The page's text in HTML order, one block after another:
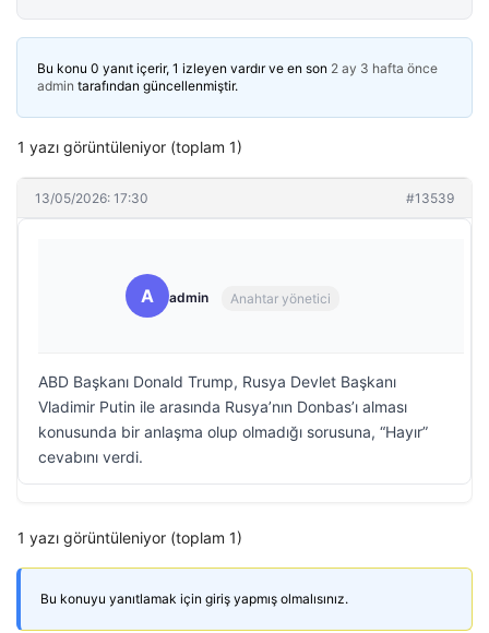
Bu konu 0 yanıt içerir, 1 izleyen vardır ve en son 2 ay 3 hafta önce
admin tarafından güncellenmiştir.
1 yazı görüntüleniyor (toplam 1)
13/05/2026: 17:30 #13539
A admin Anahtar yönetici
ABD Başkanı Donald Trump, Rusya Devlet Başkanı
Vladimir Putin ile arasında Rusya’nın Donbas’ı alması
konusunda bir anlaşma olup olmadığı sorusuna, “Hayır”
cevabını verdi.
1 yazı görüntüleniyor (toplam 1)
Bu konuyu yanıtlamak için giriş yapmış olmalısınız.